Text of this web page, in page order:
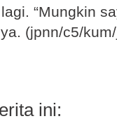
“Mungkin
(jpnn/c5/
ini: